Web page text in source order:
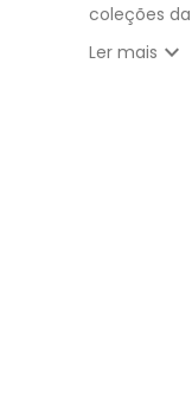
coleções
Ler mais expand_more